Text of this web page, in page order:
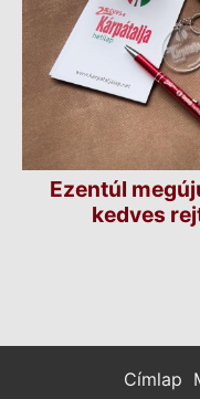
Ezentúl
kedves
Címlap